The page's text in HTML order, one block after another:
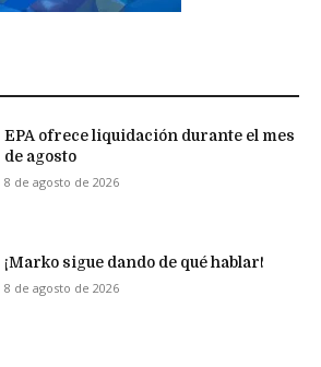
EPA ofrece liquidación durante el mes
de agosto
8 de agosto de 2026
¡Marko sigue dando de qué hablar!
8 de agosto de 2026